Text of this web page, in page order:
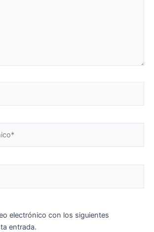
electrónico con los siguientes
entrada.